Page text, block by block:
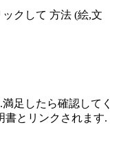
クして 方法 (絵,文
足したら確認してく
書とリンクされます.